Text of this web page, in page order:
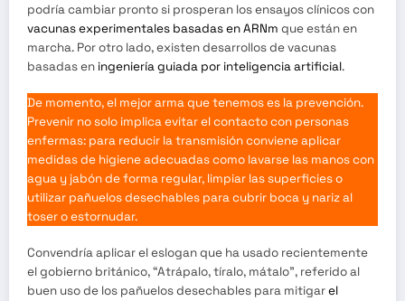
podría cambiar pronto si prosperan los ensayos clínicos con
vacunas experimentales basadas en ARNm que están en
marcha. Por otro lado, existen desarrollos de vacunas
basadas en ingeniería guiada por inteligencia artificial.
De momento, el mejor arma que tenemos es la prevención.
Prevenir no solo implica evitar el contacto con personas
enfermas: para reducir la transmisión conviene aplicar
medidas de higiene adecuadas como lavarse las manos con
agua y jabón de forma regular, limpiar las superficies o
utilizar pañuelos desechables para cubrir boca y nariz al
toser o estornudar.
Convendría aplicar el eslogan que ha usado recientemente
el gobierno británico, “Atrápalo, tíralo, mátalo”, referido al
buen uso de los pañuelos desechables para mitigarel